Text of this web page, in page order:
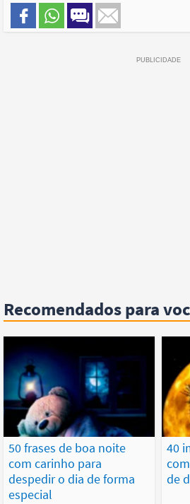
Recomendados para
50 frases de boa noite
com carinho para
despedir o dia de forma
especial
40
de